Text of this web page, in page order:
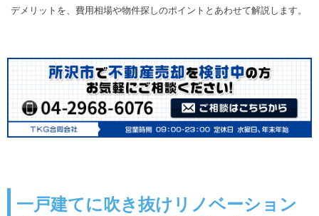
デメリットを、費用相場や物件探しのポイントとあわせて解説します。
一戸建てに吹き抜けリノベーション